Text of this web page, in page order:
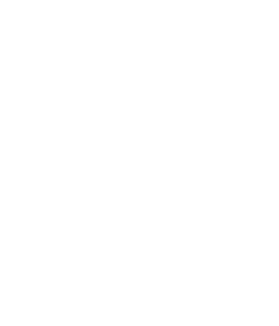
varná konvice.
varná konvice, sedací pytle.